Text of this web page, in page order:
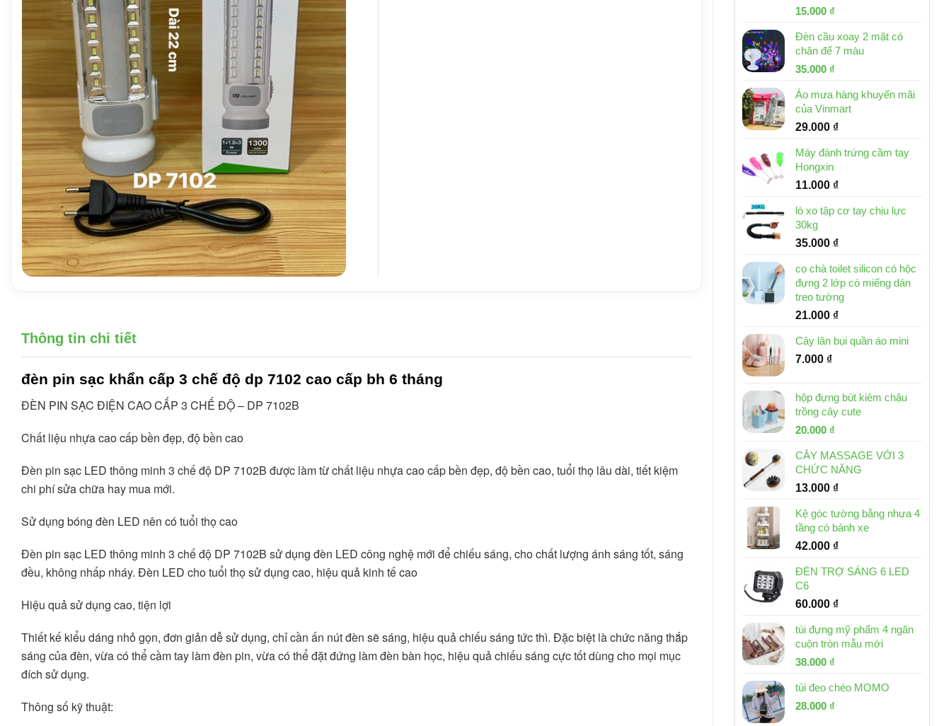
Giá
là:
32.000 ₫.
15.000 ₫
tại
là:
Đèn cầu xoay 2 mặt có
chân đế 7 màu
Giá
là:
46.000 ₫.
35.000 ₫
tại
là:
35.000 ₫.
Áo mưa hàng khuyến mãi
của Vinmart
29.000 ₫
Máy đánh trứng cầm tay
Hongxin
11.000 ₫
lò xo tập cơ tay chịu lực
30kg
35.000 ₫
cọ chà toilet silicon có hộc
đựng 2 lớp có miếng dán
treo tường
21.000 ₫
Cây lăn bụi quần áo mini
7.000 ₫
hộp đựng bút kiêm chậu
trồng cây cute
Giá
là:
30.000 ₫.
20.000 ₫
tại
là:
20.000 ₫.
CÂY MASSAGE VỚI 3
CHỨC NĂNG
13.000 ₫
Kệ góc tường bằng nhựa 4
tầng có bánh xe
42.000 ₫
ĐÈN TRỢ SÁNG 6 LED
C6
60.000 ₫
túi đựng mỹ phẩm 4 ngăn
cuộn tròn mẫu mới
Giá
là:
53.000 ₫.
38.000 ₫
tại
túi đeo chéo MOMO
Giá
28.000 ₫
Thông tin chi tiết
đèn pin sạc khẩn cấp 3 chế độ dp 7102 cao cấp bh 6 tháng
ĐÈN PIN SẠC ĐIỆN CAO CẤP 3 CHẾ ĐỘ – DP 7102B
Chất liệu nhựa cao cấp bền đẹp, độ bền cao
Đèn pin sạc LED thông minh 3 chế độ DP 7102B được làm từ chất liệu nhựa cao cấp bền đẹp, độ bền cao, tuổi thọ lâu dài, tiết kiệm
chi phí sửa chữa hay mua mới.
Sử dụng bóng đèn LED nên có tuổi thọ cao
Đèn pin sạc LED thông minh 3 chế độ DP 7102B sử dụng đèn LED công nghệ mới để chiếu sáng, cho chất lượng ánh sáng tốt, sáng
đều, không nhấp nháy. Đèn LED cho tuổi thọ sử dụng cao, hiệu quả kinh tế cao
Hiệu quả sử dụng cao, tiện lợi
Thiết kế kiểu dáng nhỏ gọn, đơn giản dễ sử dụng, chỉ cần ấn nút đèn sẽ sáng, hiệu quả chiếu sáng tức thì. Đặc biệt là chức năng thắp
sáng của đèn, vừa có thể cầm tay làm đèn pin, vừa có thể đặt đứng làm đèn bàn học, hiệu quả chiếu sáng cực tốt dùng cho mọi mục
đích sử dụng.
Thông số kỹ thuật: